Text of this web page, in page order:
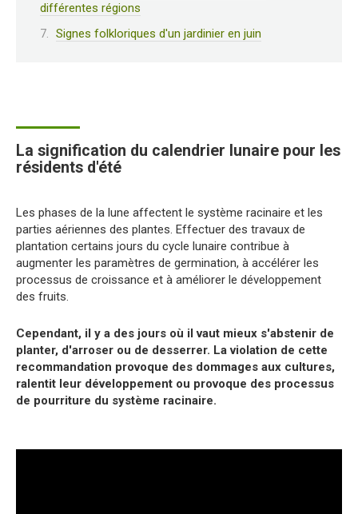
différentes régions
Signes folkloriques d'un jardinier en juin
La signification du calendrier lunaire pour les
résidents d'été
Les phases de la lune affectent le système racinaire et les
parties aériennes des plantes. Effectuer des travaux de
plantation certains jours du cycle lunaire contribue à
augmenter les paramètres de germination, à accélérer les
processus de croissance et à améliorer le développement
des fruits.
Cependant, il y a des jours où il vaut mieux s'abstenir de
planter, d'arroser ou de desserrer. La violation de cette
recommandation provoque des dommages aux cultures,
ralentit leur développement ou provoque des processus
de pourriture du système racinaire.